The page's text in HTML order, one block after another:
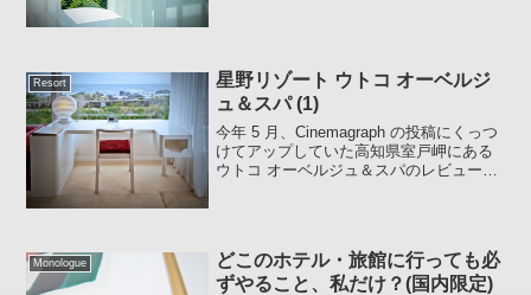
Resort
星野リゾート ウトコ オーベルジ
ュ＆スパ (1)
今年 5 月、Cinemagraph の投稿にくっつ
けてアップしていた高知県室戸岬にある
ウトコ オーベルジュ＆スパのレビューが
Monologue
どこのホテル・旅館に行っても必
ずやること、私だけ？(国内限定)